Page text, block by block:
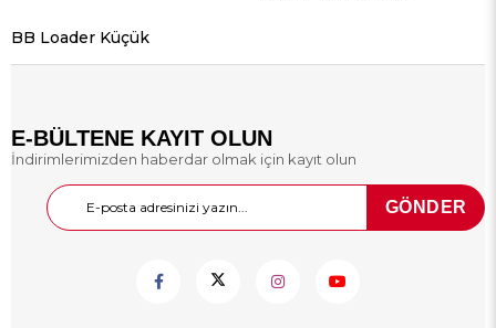
BB Loader Küçük
E-BÜLTENE KAYIT OLUN
İndirimlerimizden haberdar olmak için kayıt olun
GÖNDER